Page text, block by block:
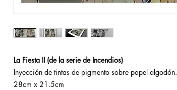
La Fiesta II (de la serie de Incendios)
Inyección de tintas de pigmento sobre papel algodón.
28cm x 21.5cm